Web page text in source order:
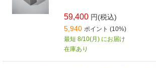
59,400 円(税込)
5,940 ポイント (10%)
最短 8/10(月) にお届け
在庫あり